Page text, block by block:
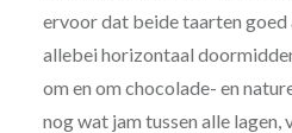
ervoor dat beide taarten goed
allebei horizontaal
om en om chocolade- en
nog wat jam tussen alle lagen,